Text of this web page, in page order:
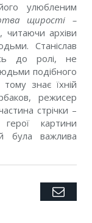
улюбленим
щирості –
читаючи архіви
Станіслав
до ролі, не
подібного
знає їхній
режисер
стрічки –
картини
була важлива
Twitter
Facebook
Google+
Pinterest
LinkedIn
Tumblr